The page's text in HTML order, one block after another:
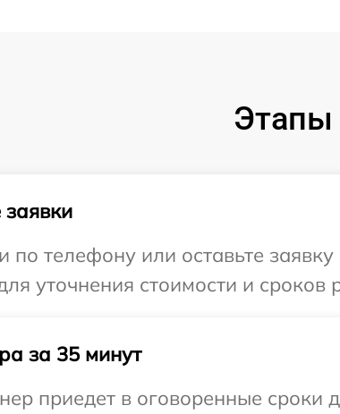
Этапы
по телефону или оставьте
уточнения стоимости и сроков
за 35 минут
приедет в оговоренные сроки